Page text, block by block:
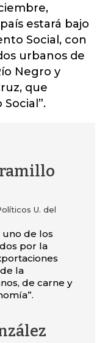
estará bajo
Social, con
urbanos de
Negro y
que
U. del
uno de los
por la
la
de carne y